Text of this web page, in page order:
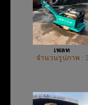
เพลท
จำนวนรูปภาพ :